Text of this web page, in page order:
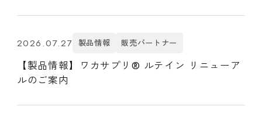
2026.07.27 製品情報 販売パートナー
【製品情報】ワカサプリ® ルテイン リニューア
ルのご案内